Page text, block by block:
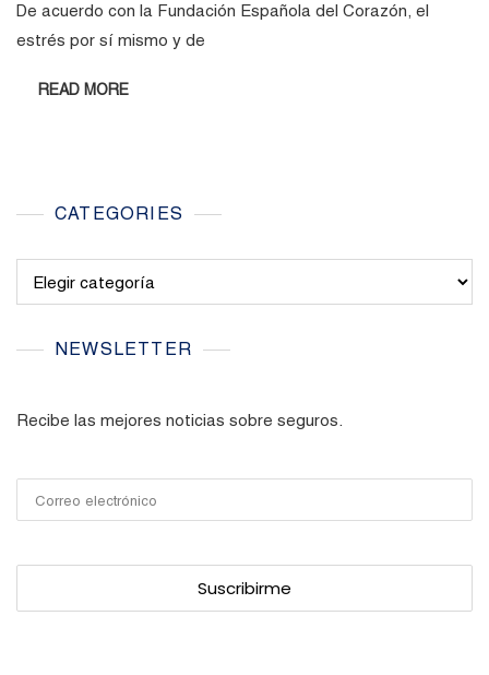
De acuerdo con la Fundación Española del Corazón, el
estrés por sí mismo y de
READ MORE
CATEGORIES
NEWSLETTER
Recibe las mejores noticias sobre seguros.